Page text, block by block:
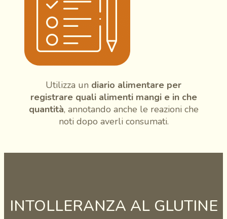
Utilizza un diario alimentare per
registrare quali alimenti mangi e in che
quantità, annotando anche le reazioni che
noti dopo averli consumati.
INTOLLERANZA AL GLUTINE